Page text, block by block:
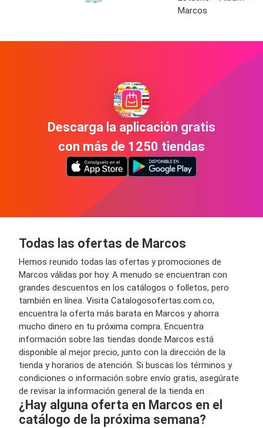
Marcos
Descarga la aplicación gratis
con más de 1250 tiendas
Todas las ofertas de Marcos
Hemos reunido todas las ofertas y promociones de
Marcos válidas por hoy. A menudo se encuentran con
grandes descuentos en los catálogos o folletos, pero
también en línea. Visita Catalogosofertas.com.co,
encuentra la oferta más barata en Marcos y ahorra
mucho dinero en tu próxima compra. Encuentra
información sobre las tiendas donde Marcos está
disponible al mejor precio, junto con la dirección de la
tienda y horarios de atención. Si buscas los términos y
condiciones o información sobre envío gratis, asegúrate
de revisar la información general de la tienda en .
¿Hay alguna oferta en Marcos en el
catálogo de la próxima semana?